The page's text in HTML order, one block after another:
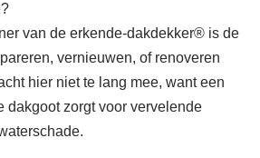
van de erkende-dakdekker® is de
vernieuwen, of renoveren
hier niet te lang mee, want een
dakgoot zorgt voor vervelende